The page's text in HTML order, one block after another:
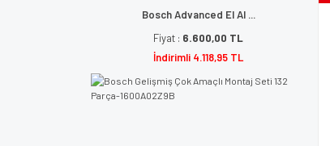
Bosch Advanced El Al ...
Fiyat : 6.600,00 TL
İndirimli 4.118,95 TL